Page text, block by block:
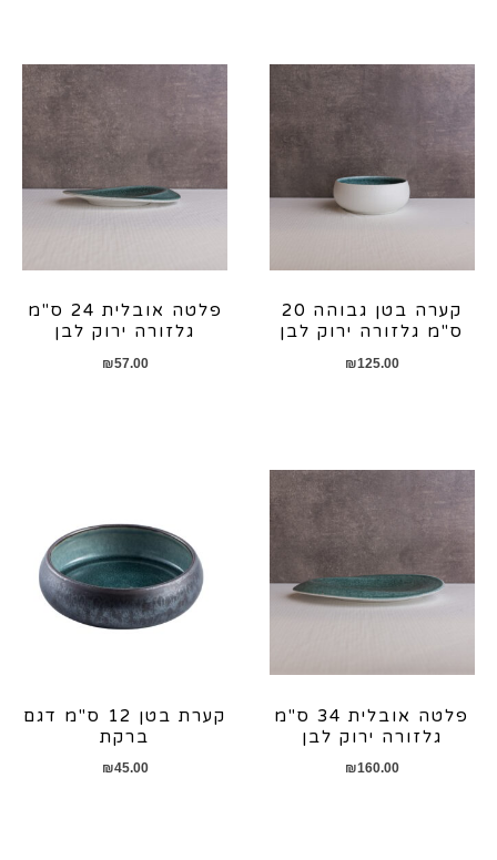
קערה בטן גבוהה 20
ס"מ גלזורה ירוק לבן
₪125.00
פלטה אובלית 24 ס"מ
גלזורה ירוק לבן
₪57.00
פלטה אובלית 34 ס"מ
גלזורה ירוק לבן
₪160.00
קערת בטן 12 ס"מ דגם
ברקת
₪45.00